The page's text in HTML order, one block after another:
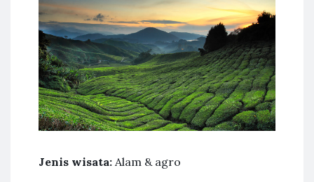
Jenis wisata: Alam & agro